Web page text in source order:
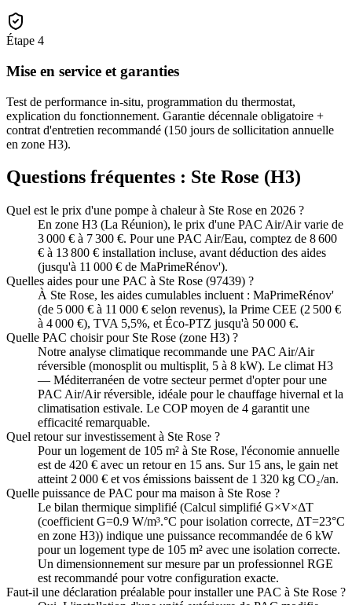
Étape 4
Mise en service et garanties
Test de performance in-situ, programmation du thermostat,
explication du fonctionnement. Garantie décennale obligatoire +
contrat d'entretien recommandé (150 jours de sollicitation annuelle
en zone H3).
Questions fréquentes : Ste Rose (H3)
Quel est le prix d'une pompe à chaleur à Ste Rose en 2026 ?
En zone H3 (La Réunion), le prix d'une PAC Air/Air varie de
3 000 € à 7 300 €. Pour une PAC Air/Eau, comptez de 8 600
€ à 13 800 € installation incluse, avant déduction des aides
(jusqu'à 11 000 € de MaPrimeRénov').
Quelles aides pour une PAC à Ste Rose (97439) ?
À Ste Rose, les aides cumulables incluent : MaPrimeRénov'
(de 5 000 € à 11 000 € selon revenus), la Prime CEE (2 500 €
à 4 000 €), TVA 5,5%, et Éco-PTZ jusqu'à 50 000 €.
Quelle PAC choisir pour Ste Rose (zone H3) ?
Notre analyse climatique recommande une PAC Air/Air
réversible (monosplit ou multisplit, 5 à 8 kW). Le climat H3
— Méditerranéen de votre secteur permet d'opter pour une
PAC Air/Air réversible, idéale pour le chauffage hivernal et la
climatisation estivale. Le COP moyen de 4 garantit une
efficacité remarquable.
Quel retour sur investissement à Ste Rose ?
Pour un logement de 105 m² à Ste Rose, l'économie annuelle
est de 420 € avec un retour en 15 ans. Sur 15 ans, le gain net
atteint 2 000 € et vos émissions baissent de 1 320 kg CO₂/an.
Quelle puissance de PAC pour ma maison à Ste Rose ?
Le bilan thermique simplifié (Calcul simplifié G×V×ΔT
(coefficient G=0.9 W/m³.°C pour isolation correcte, ΔT=23°C
en zone H3)) indique une puissance recommandée de 6 kW
pour un logement type de 105 m² avec une isolation correcte.
Un dimensionnement sur mesure par un professionnel RGE
est recommandé pour votre configuration exacte.
Faut-il une déclaration préalable pour installer une PAC à Ste Rose ?